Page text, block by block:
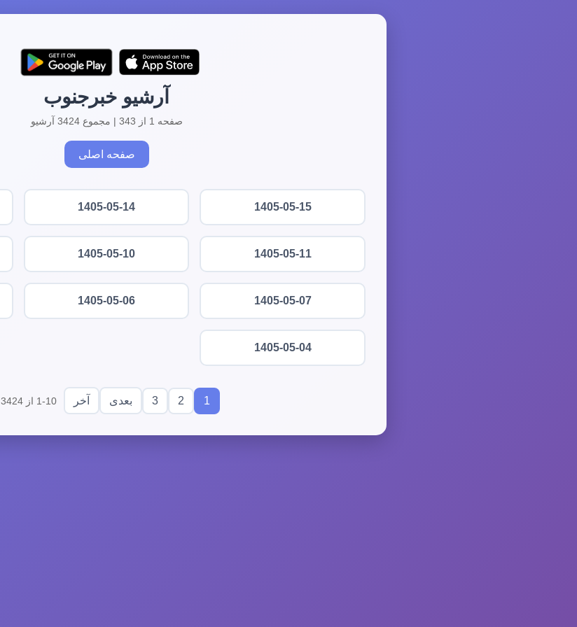
آرشیو خبرجنوب
صفحه 1 از 343 | مجموع 3424 آرشیو
صفحه اصلی
1405-05-15
1405-05-14
1405-05-11
1405-05-10
1405-05-07
1405-05-06
1405-05-04
1
2
3 بعدی آخر 1-10 از 3424